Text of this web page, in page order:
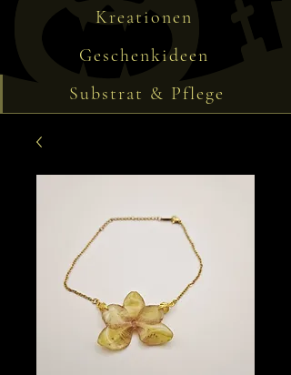
Kreationen
Geschenkideen
Substrat & Pflege